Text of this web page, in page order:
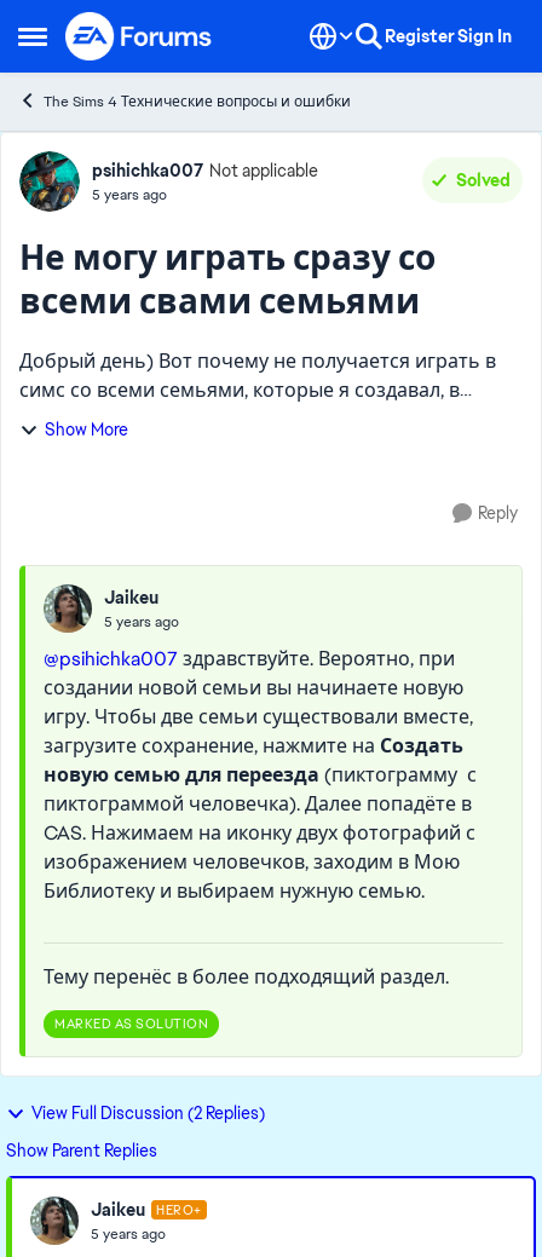
Open Side Menu
Skip to content RegisterSign In
The Sims 4 Технические вопросы и ошибки
Forum Discussion
psihichka007 Not applicable
5 years ago
Solved
Не могу играть сразу со
всеми свами семьями
Добрый день) Вот почему не получается играть в
симс со всеми семьями, которые я создавал, в
одном времени? Можно играть только одной
Show More
Reply
Jaikeu
5 years ago
@psihichka007 здравствуйте. Вероятно, при
создании новой семьи вы начинаете новую
игру. Чтобы две семьи существовали вместе,
загрузите сохранение, нажмите на Создать
новую семью для переезда (пиктограмму с
пиктограммой человечка). Далее попадёте в
CAS. Нажимаем на иконку двух фотографий с
изображением человечков, заходим в Мою
Библиотеку и выбираем нужную семью.
Тему перенёс в более подходящий раздел.
MARKED AS SOLUTION
View Full Discussion (2 Replies)
Show Parent Replies
Jaikeu HERO+
5 years ago